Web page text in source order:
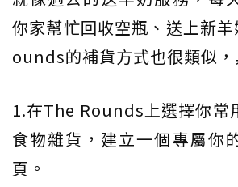
你家幫忙回收空瓶、送上新
ounds的補貨方式也很類似，
1.在The Rounds上選擇你常
食物雜貨，建立一個專屬你
頁。